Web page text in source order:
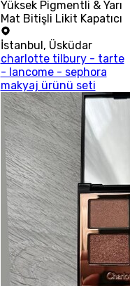
Yüksek Pigmentli & Yarı
Mat Bitişli Likit Kapatıcı
İstanbul, Üsküdar
charlotte tilbury - tarte
- lancome - sephora
makyaj ürünü seti